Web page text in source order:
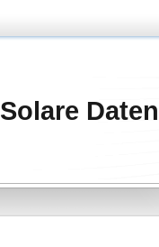
Solare